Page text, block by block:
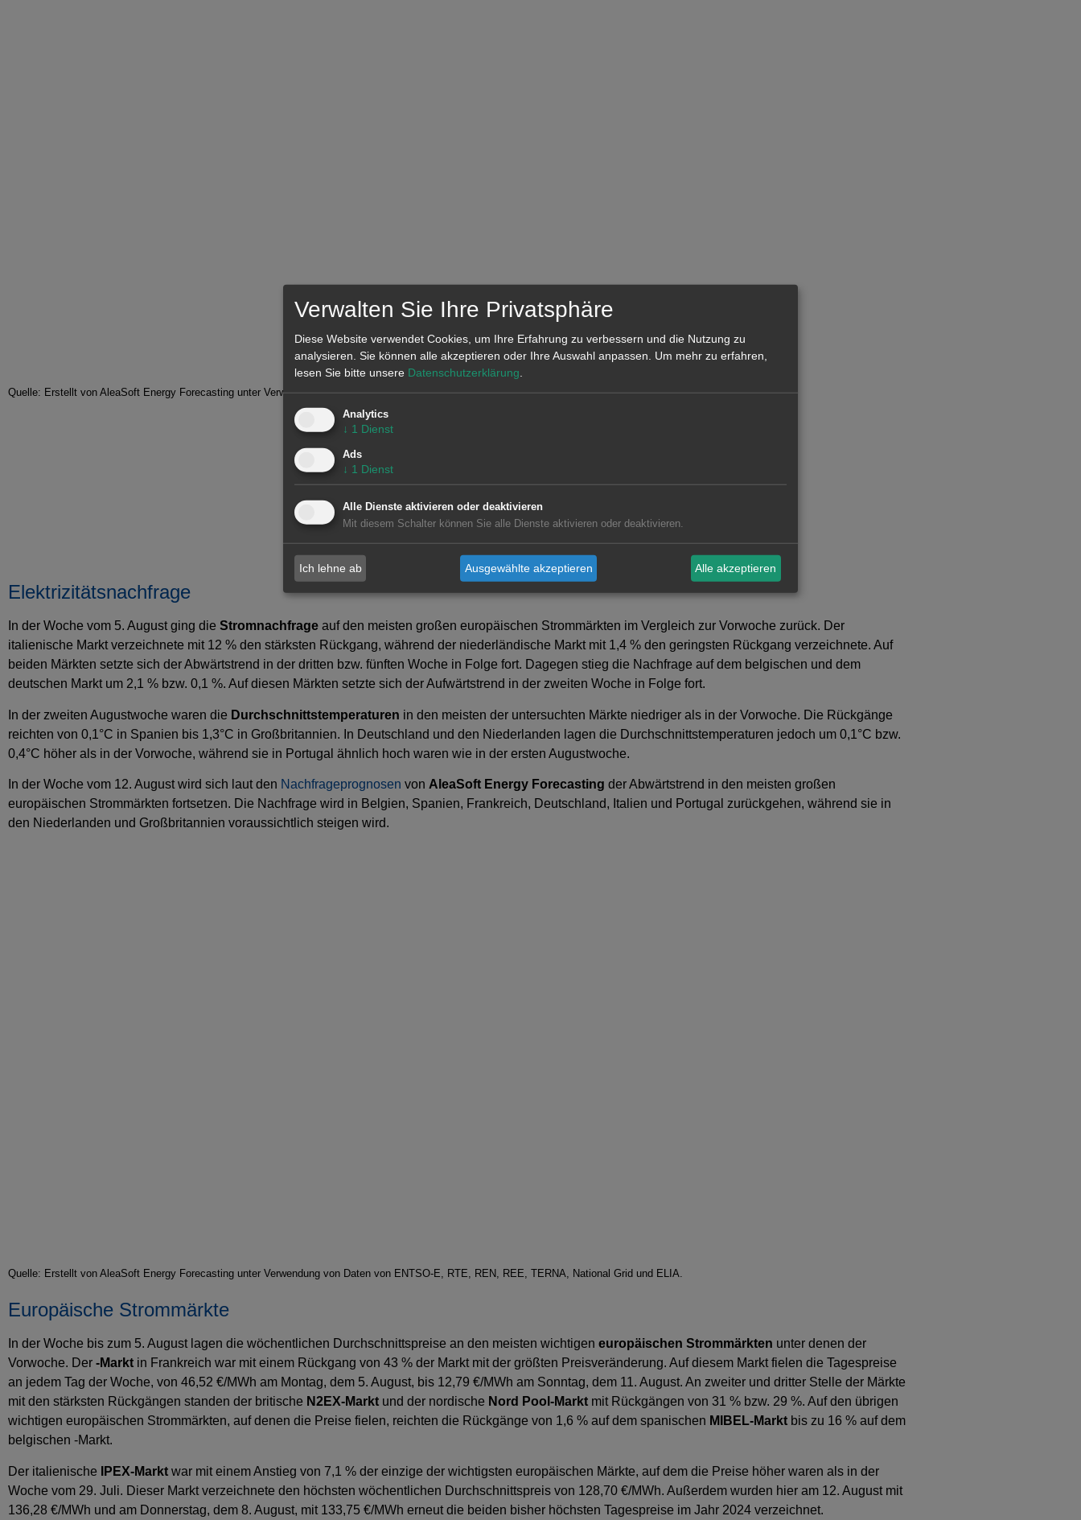
Quelle: Erstellt von AleaSoft Energy Forecasting unter Verwendung von Daten von ENTSO-E, RTE, REN, REE und TERNA.
Elektrizitätsnachfrage
In der Woche vom 5. August ging die Stromnachfrage auf den meisten großen europäischen Strommärkten im Vergleich zur Vorwoche zurück. Der
italienische Markt verzeichnete mit 12 % den stärksten Rückgang, während der niederländische Markt mit 1,4 % den geringsten Rückgang verzeichnete. Auf
beiden Märkten setzte sich der Abwärtstrend in der dritten bzw. fünften Woche in Folge fort. Dagegen stieg die Nachfrage auf dem belgischen und dem
deutschen Markt um 2,1 % bzw. 0,1 %. Auf diesen Märkten setzte sich der Aufwärtstrend in der zweiten Woche in Folge fort.
In der zweiten Augustwoche waren die Durchschnittstemperaturen in den meisten der untersuchten Märkte niedriger als in der Vorwoche. Die Rückgänge
reichten von 0,1°C in Spanien bis 1,3°C in Großbritannien. In Deutschland und den Niederlanden lagen die Durchschnittstemperaturen jedoch um 0,1°C bzw.
0,4°C höher als in der Vorwoche, während sie in Portugal ähnlich hoch waren wie in der ersten Augustwoche.
In der Woche vom 12. August wird sich laut den Nachfrageprognosen von AleaSoft Energy Forecasting der Abwärtstrend in den meisten großen
europäischen Strommärkten fortsetzen. Die Nachfrage wird in Belgien, Spanien, Frankreich, Deutschland, Italien und Portugal zurückgehen, während sie in
den Niederlanden und Großbritannien voraussichtlich steigen wird.
Quelle: Erstellt von AleaSoft Energy Forecasting unter Verwendung von Daten von ENTSO-E, RTE, REN, REE, TERNA, National Grid und ELIA.
Europäische Strommärkte
In der Woche bis zum 5. August lagen die wöchentlichen Durchschnittspreise an den meisten wichtigen europäischen Strommärkten unter denen der
Vorwoche. Der -Markt in Frankreich war mit einem Rückgang von 43 % der Markt mit der größten Preisveränderung. Auf diesem Markt fielen die Tagespreise
an jedem Tag der Woche, von 46,52 €/MWh am Montag, dem 5. August, bis 12,79 €/MWh am Sonntag, dem 11. August. An zweiter und dritter Stelle der Märkte
mit den stärksten Rückgängen standen der britische N2EX-Markt und der nordische Nord Pool-Markt mit Rückgängen von 31 % bzw. 29 %. Auf den übrigen
wichtigen europäischen Strommärkten, auf denen die Preise fielen, reichten die Rückgänge von 1,6 % auf dem spanischen MIBEL-Markt bis zu 16 % auf dem
belgischen -Markt.
Der italienische IPEX-Markt war mit einem Anstieg von 7,1 % der einzige der wichtigsten europäischen Märkte, auf dem die Preise höher waren als in der
Woche vom 29. Juli. Dieser Markt verzeichnete den höchsten wöchentlichen Durchschnittspreis von 128,70 €/MWh. Außerdem wurden hier am 12. August mit
136,28 €/MWh und am Donnerstag, dem 8. August, mit 133,75 €/MWh erneut die beiden bisher höchsten Tagespreise im Jahr 2024 verzeichnet.
Verwalten Sie Ihre Privatsphäre
Diese Website verwendet Cookies, um Ihre Erfahrung zu verbessern und die Nutzung zu
analysieren. Sie können alle akzeptieren oder Ihre Auswahl anpassen.
Um mehr zu erfahren,
lesen Sie bitte unsere Datenschutzerklärung
Analytics
↓ 1 Dienst
Ads
↓ 1 Dienst
Alle Dienste aktivieren oder deaktivieren
Mit diesem Schalter können Sie alle Dienste aktivieren oder deaktivieren.
Ich lehne ab Ausgewählte akzeptieren Alle akzeptieren